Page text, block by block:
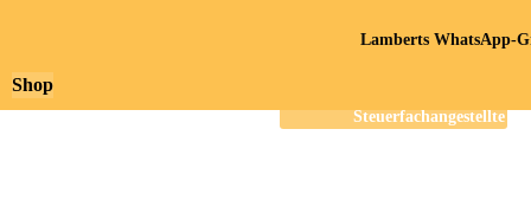
Shop
Lamberts WhatsApp-